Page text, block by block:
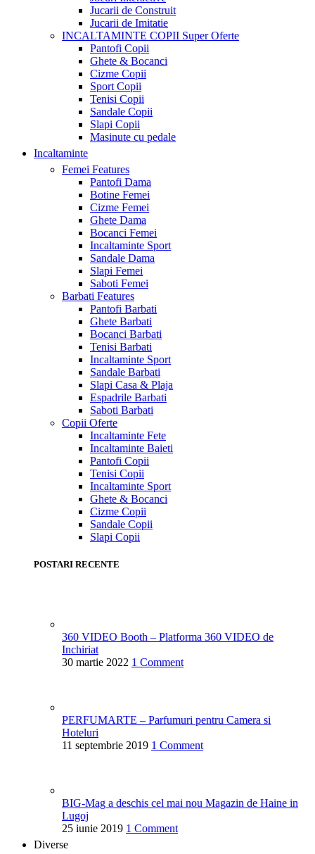
Jucarii de Construit
Jucarii de Imitatie
INCALTAMINTE COPII Super Oferte
Pantofi Copii
Ghete & Bocanci
Cizme Copii
Sport Copii
Tenisi Copii
Sandale Copii
Slapi Copii
Masinute cu pedale
Incaltaminte
Femei Features
Pantofi Dama
Botine Femei
Cizme Femei
Ghete Dama
Bocanci Femei
Incaltaminte Sport
Sandale Dama
Slapi Femei
Saboti Femei
Barbati Features
Pantofi Barbati
Ghete Barbati
Bocanci Barbati
Tenisi Barbati
Incaltaminte Sport
Sandale Barbati
Slapi Casa & Plaja
Espadrile Barbati
Saboti Barbati
Copii Oferte
Incaltaminte Fete
Incaltaminte Baieti
Pantofi Copii
Tenisi Copii
Incaltaminte Sport
Ghete & Bocanci
Cizme Copii
Sandale Copii
Slapi Copii
POSTARI RECENTE
360 VIDEO Booth – Platforma 360 VIDEO de
Inchiriat
30 martie 2022 1 Comment
PERFUMARTE – Parfumuri pentru Camera si
Hoteluri
11 septembrie 2019 1 Comment
BIG-Mag a deschis cel mai nou Magazin de Haine in
Lugoj
25 iunie 2019 1 Comment
Diverse